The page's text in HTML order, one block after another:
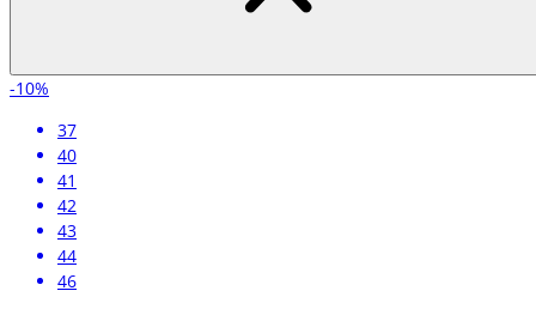
-10%
37
40
41
42
43
44
46